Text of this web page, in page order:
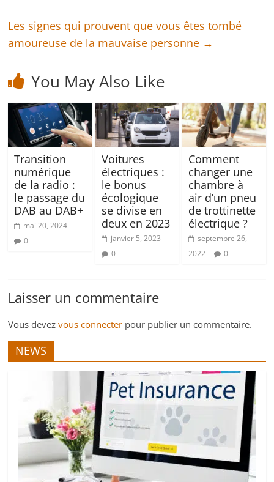
Les signes qui prouvent que vous êtes tombé
amoureuse de la mauvaise personne →
You May Also Like
Transition
numérique
de la radio :
le passage du
DAB au DAB+
mai 20, 2024
0
Voitures
électriques :
le bonus
écologique
se divise en
deux en 2023
janvier 5, 2023
0
Comment
changer une
chambre à
air d’un pneu
de trottinette
électrique ?
septembre 26,
2022
0
Laisser un commentaire
Vous devezvous connecter pour publier un commentaire.
NEWS